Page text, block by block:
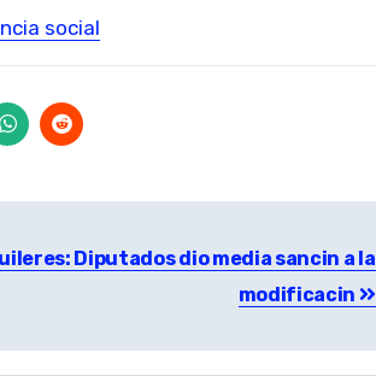
social
Diputados dio media sancin a la
modificacin